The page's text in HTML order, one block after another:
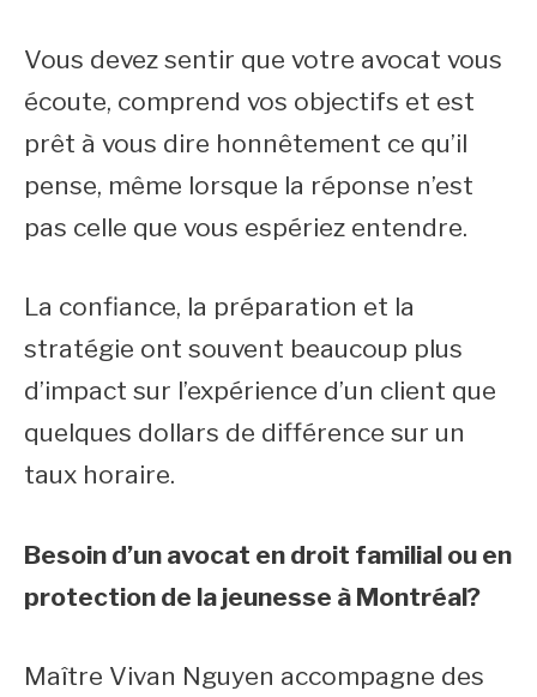
Vous devez sentir que votre avocat vous
écoute, comprend vos objectifs et est
prêt à vous dire honnêtement ce qu’il
pense, même lorsque la réponse n’est
pas celle que vous espériez entendre.
La confiance, la préparation et la
stratégie ont souvent beaucoup plus
d’impact sur l’expérience d’un client que
quelques dollars de différence sur un
taux horaire.
Besoin d’un avocat en droit familial ou en
protection de la jeunesse à Montréal?
Maître Vivan Nguyen accompagne des